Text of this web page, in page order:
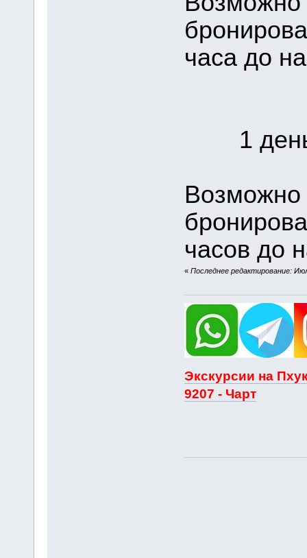
часа до
1 день
Возможно
часов до
« Последнее редактирование:
Экскурсии на
9207 - Чарт